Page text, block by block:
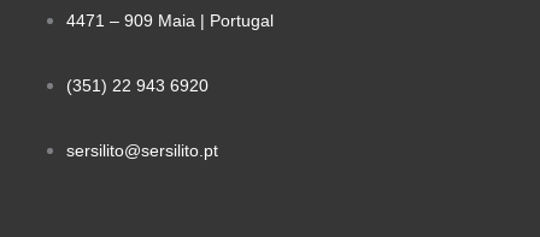
4471 – 909 Maia | Portugal
(351) 22 943 6920
sersilito@sersilito.pt